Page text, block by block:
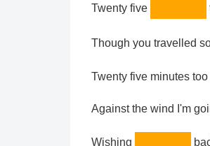
Twenty five
Though you travelled
Twenty five minutes
Against the wind I'm
Wishing